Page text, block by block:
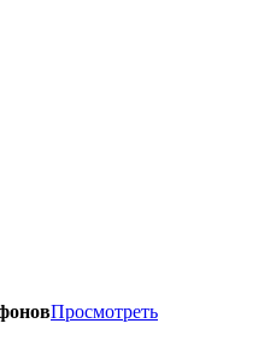
Просмотреть